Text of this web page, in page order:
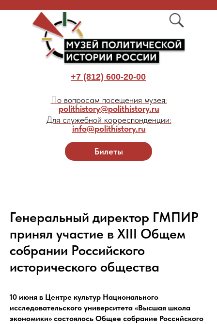
Билеты
+7 (812) 600-20-00
По вопросам посещения музея:
polithistory@polithistory.ru
Для служебной корреспонденции:
info@polithistory.ru
Генеральный директор ГМПИР
принял участие в XIII Общем
собрании Российского
исторического общества
10 июня в Центре культур Национального
исследовательского университета «Высшая школа
экономики» состоялось Общее собрание Российского